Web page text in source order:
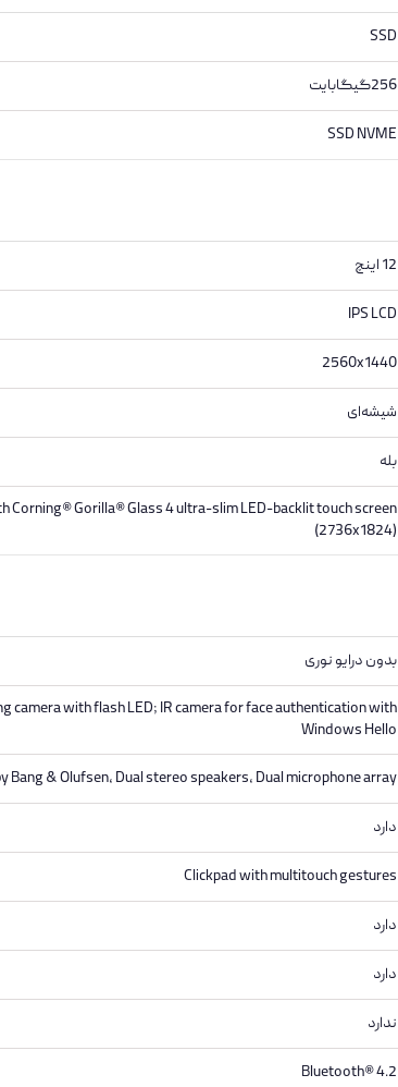
SSD
256گیگابایت
SSD NVME
12 اینچ
IPS LCD
2560x1440
شیشه‌ای
بله
Corning® Gorilla® Glass 4 ultra-slim LED-backlit touch screen
(2736x1824)
بدون درایو نوری
with flash LED; IR camera for face authentication with
Windows Hello
Bang & Olufsen, Dual stereo speakers, Dual microphone array
دارد
Clickpad with multitouch gestures
دارد
دارد
ندارد
Bluetooth® 4.2